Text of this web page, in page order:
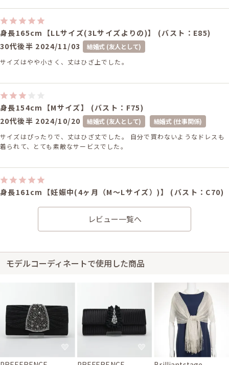
身長165cm【LLサイズ(3Lサイズよりの)】 (バスト：E85)
30代後半 2024/11/03
結婚式 (友人として)
サイズはやや小さく、丈はひざ上でした。
身長154cm【Mサイズ】 (バスト：F75)
20代後半 2024/10/20 結婚式 (友人として)
結婚式 (仕事関係)
サイズはぴったりで、丈はひざ丈でした。 自分で買わないようなドレスも
着られて、とても素敵なサービスでした。
身長161cm【妊娠中(4ヶ月（M～Lサイズ）)】 (バスト：C70)
2021/11/03 結婚式 (友人として)
サイズはぴったりで、丈はひざ上でした。 HPの写真拝見時、かわいいなぁ
と思ってレンタルしましたが、実際に着用した際も写真のイメージ通りで、
では黒やネイビーのドレスが中心だったり、流行のロング丈のドレスばか
りで、変わり映えがない印象を受けたので、ぜひ豊富なカラーーバリエー
ションやインポートなどの個性的なドレスをご用意していただければ、ま
レビュー一覧へ
モデルコーディネートで使用した商品